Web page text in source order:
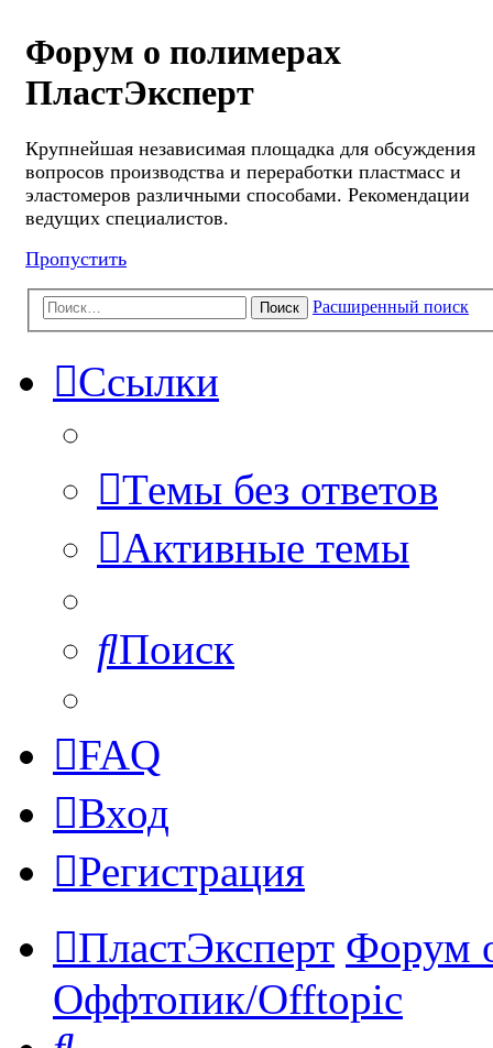
Форум о полимерах
ПластЭксперт
Крупнейшая независимая площадка для обсуждения
вопросов производства и переработки пластмасс и
эластомеров различными способами. Рекомендации
ведущих специалистов.
Пропустить
Поиск Расширенный поиск
Ссылки
Темы без ответов
Активные темы
Поиск
FAQ
Вход
Регистрация
ПластЭксперт Форум
Оффтопик/Offtopic